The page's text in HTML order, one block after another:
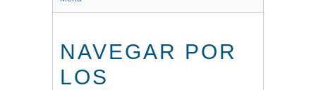
NAVEGAR POR
LOS